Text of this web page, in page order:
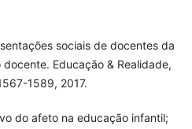
sociais de docentes da
Educação & Realidade,
1589, 2017.
do afeto na educação infantil;